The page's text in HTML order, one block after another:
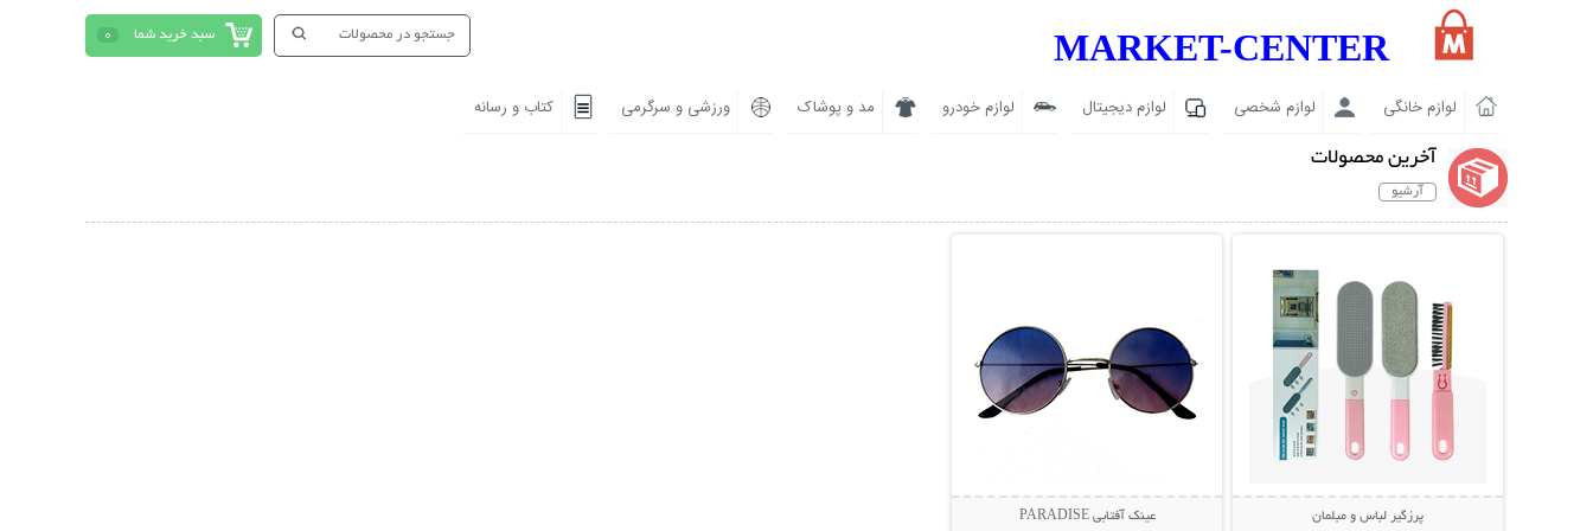
سبد خرید شما 0 MARKET-CENTER
لوازم خانگی لوازم شخصی لوازم دیجیتال لوازم خودرو مد و پوشاک ورزشی و سرگرمی کتاب و رسانه
آخرین محصولات
آرشیو
پرزگیر لباس و مبلمان عینک آفتابی PARADISE